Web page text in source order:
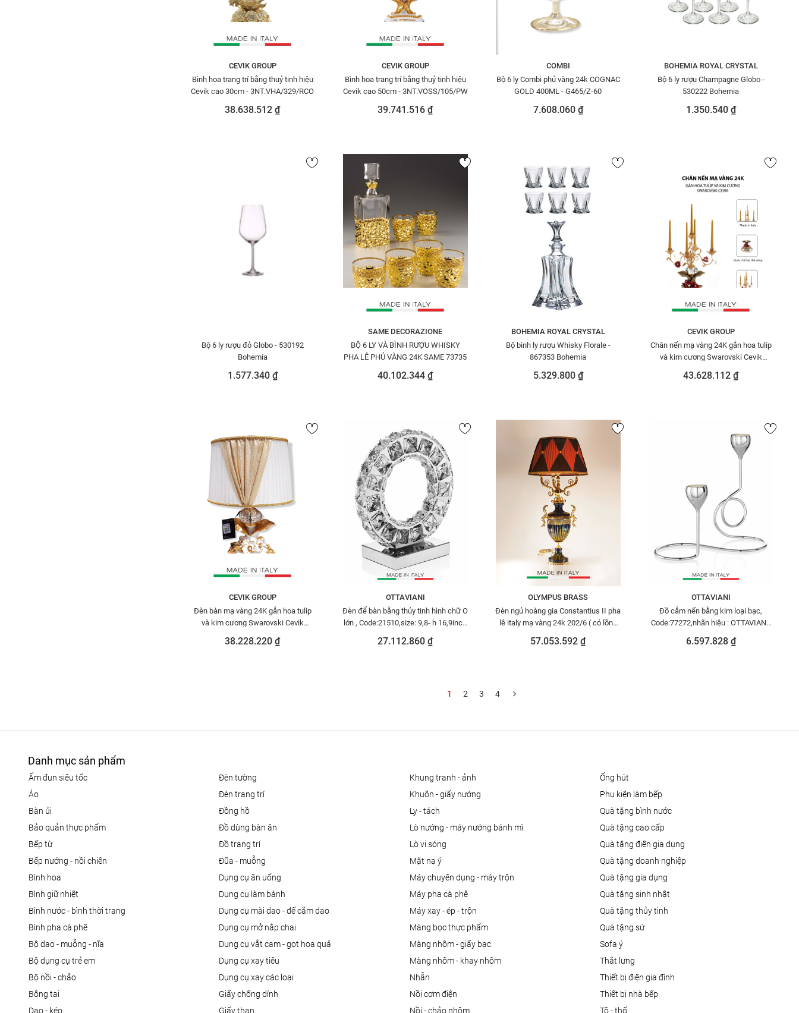
CEVIK GROUP
Bình hoa trang trí bằng thuỷ tinh hiệu
Cevik cao 30cm - 3NT.VHA/329/RCO
38.638.512 ₫
CEVIK GROUP
Bình hoa trang trí bằng thuỷ tinh hiệu
Cevik cao 50cm - 3NT.VOSS/105/PW
39.741.516 ₫
COMBI
Bộ 6 ly Combi phủ vàng 24k COGNAC
GOLD 400ML - G465/Z-60
7.608.060 ₫
BOHEMIA ROYAL CRYSTAL
Bộ 6 ly rượu Champagne Globo -
530222 Bohemia
1.350.540 ₫
Bộ 6 ly rượu đỏ Globo - 530192
Bohemia
1.577.340 ₫
SAME DECORAZIONE
BỘ 6 LY VÀ BÌNH RƯỢU WHISKY
PHA LÊ PHỦ VÀNG 24K SAME 73735
40.102.344 ₫
BOHEMIA ROYAL CRYSTAL
Bộ bình ly rượu Whisky Florale -
867353 Bohemia
5.329.800 ₫
CEVIK GROUP
Chân nến mạ vàng 24K gắn hoa tulip
và kim cương Swarovski Cevik
43.628.112 ₫
CEVIK GROUP
Đèn bàn mạ vàng 24K gắn hoa tulip
và kim cương Swarovski Cevik
38.228.220 ₫
OTTAVIANI
Đèn để bàn bằng thủy tinh hình chữ O
lớn , Code:21510,size: 9,8- h 16,9inch
27.112.860 ₫
OLYMPUS BRASS
Đèn ngủ hoàng gia Constantius II pha
lê italy mạ vàng 24k 202/6 ( có lồng
57.053.592 ₫
OTTAVIANI
Đồ cắm nến bằng kim loại bạc,
Code:77272,nhãn hiệu : OTTAVIANI,
6.597.828 ₫
1 2 3 4
Danh mục sản phẩm
ấm đun siêu tốc
áo
bàn ủi
bảo quản thực phẩm
bếp từ
bếp nướng - nồi chiên
bình hoa
bình giữ nhiệt
bình nước - bình thời trang
bình pha cà phê
bộ dao - muỗng - nĩa
bộ dụng cụ trẻ em
bộ nồi - chảo
bông tai
dao - kéo
đèn tường
đèn trang trí
đồng hồ
đồ dùng bàn ăn
đồ trang trí
đũa - muỗng
dụng cụ ăn uống
dụng cụ làm bánh
dụng cụ mài dao - đế cắm dao
dụng cụ mở nắp chai
dụng cụ vắt cam - gọt hoa quả
dụng cụ xay tiêu
dụng cụ xay các loại
giấy chống dính
giấy than
khung tranh - ảnh
khuôn - giấy nướng
ly - tách
lò nướng - máy nướng bánh mì
lò vi sóng
mặt nạ ý
máy chuyên dụng - máy trộn
máy pha cà phê
máy xay - ép - trộn
màng bọc thực phẩm
màng nhôm - giấy bạc
màng nhôm - khay nhôm
nhẫn
nồi cơm điện
nồi - chảo nhôm
ống hút
phụ kiện làm bếp
quà tặng bình nước
quà tặng cao cấp
quà tặng điện gia dụng
quà tặng doanh nghiệp
quà tặng gia dụng
quà tặng sinh nhật
quà tặng thủy tinh
quà tặng sứ
sofa ý
thắt lưng
thiết bị điện gia đình
thiết bị nhà bếp
tô - thố